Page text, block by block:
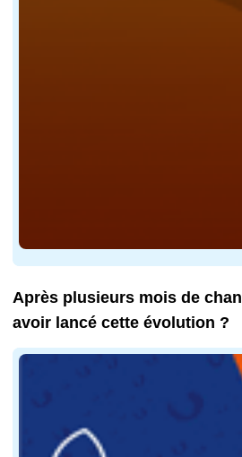
Après plusieurs mois de
avoir lancé cette évolution ?